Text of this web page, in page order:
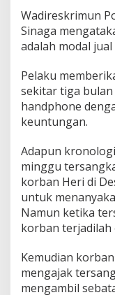
d
i
,
a
Wadireskrimun
Sinaga
adalah modal
Pelaku
sekitar tiga
handphone
keuntungan.
Adapun
minggu
korban Heri di
untuk
Namun ketika
korban terjadilah
Kemudian
mengajak
mengambil